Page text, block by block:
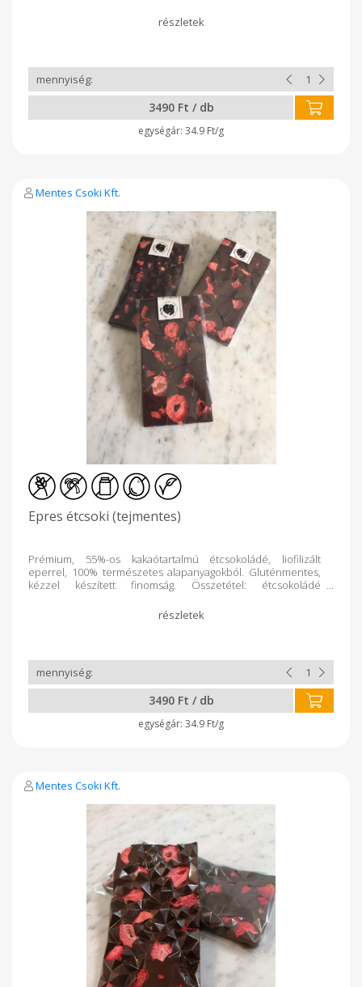
emulgeálószer: szójalecitin, természetes vanília), csili kivonat
3490 Ft / db
34.9 Ft/g
Mentes Csoki Kft.
Epres étcsoki (tejmentes)
Prémium, 55%-os kakaótartalmú étcsokoládé, liofilizált
eperrel, 100% természetes alapanyagokból. Gluténmentes,
kézzel készített finomság. Összetétel: étcsokoládé
természetes vanília), liofilizált eper
3490 Ft / db
34.9 Ft/g
Mentes Csoki Kft.